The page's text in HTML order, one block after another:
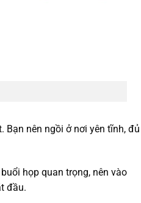
Bạn nên ngồi ở nơi yên tĩnh, đủ
họp quan trọng, nên vào
đầu.